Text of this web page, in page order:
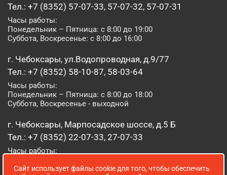
Тел.: +7 (8352) 57-07-33, 57-07-32, 57-07-31
Часы работы:
Понедельник – Пятница: с 8:00 до 19:00
Суббота, Воскресенье: с 8:00 до 16:00
г. Чебоксары, ул.Водопроводная, д.9/77
Тел.: +7 (8352) 58-10-87, 58-03-64
Часы работы:
Понедельник – Пятница: с 8:00 до 18:00
Суббота, Воскресенье - выходной
г. Чебоксары, Марпосадское шоссе, д.5 Б
Тел.: +7 (8352) 22-07-33, 27-07-33
Часы работы:
Суббота, Воскресенье: с 8:00 до 16:00
Сайт использует файлы cookie для того, чтобы обеспечить